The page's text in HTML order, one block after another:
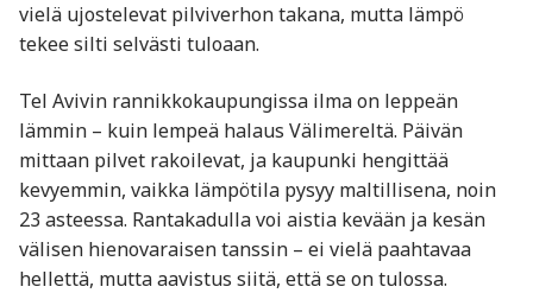
vielä ujostelevat pilviverhon takana, mutta lämpö
tekee silti selvästi tuloaan.
Tel Avivin rannikkokaupungissa ilma on leppeän
lämmin – kuin lempeä halaus Välimereltä. Päivän
mittaan pilvet rakoilevat, ja kaupunki hengittää
kevyemmin, vaikka lämpötila pysyy maltillisena, noin
23 asteessa. Rantakadulla voi aistia kevään ja kesän
välisen hienovaraisen tanssin – ei vielä paahtavaa
hellettä, mutta aavistus siitä, että se on tulossa.